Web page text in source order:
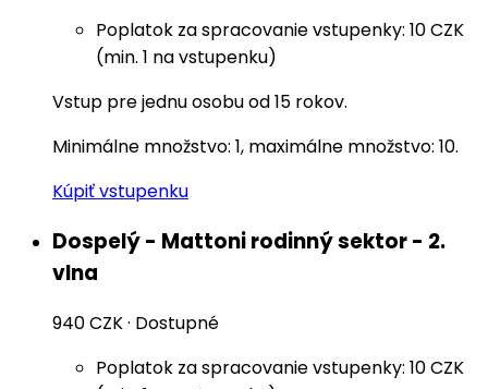
Poplatok za spracovanie vstupenky: 10 CZK
(min. 1 na vstupenku)
Vstup pre jednu osobu od 15 rokov.
Minimálne množstvo: 1, maximálne množstvo: 10.
Kúpiť vstupenku
Dospelý - Mattoni rodinný sektor - 2.
vlna
940 CZK· Dostupné
Poplatok za spracovanie vstupenky: 10 CZK